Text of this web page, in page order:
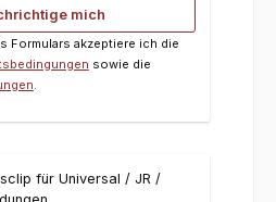
mich
Formulars akzeptiere ich die
sowie die